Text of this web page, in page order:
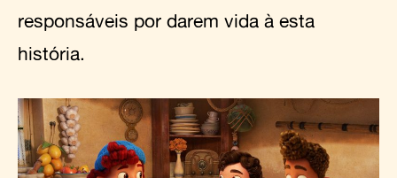
responsáveis por darem vida à esta
história.